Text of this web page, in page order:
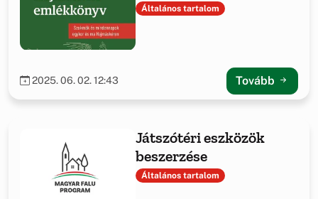
Általános tartalom
2025. 06. 02. 12:43 Tovább
Játszótéri eszközök
beszerzése
Általános tartalom